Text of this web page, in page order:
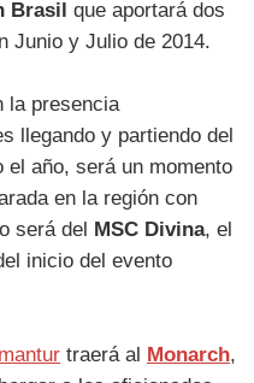
Brasil que aportará dos
Junio y Julio de 2014.
la presencia
llegando y partiendo del
el año, será un momento
en la región con
será del MSC Divina, el
inicio del evento
traerá al Monarch,